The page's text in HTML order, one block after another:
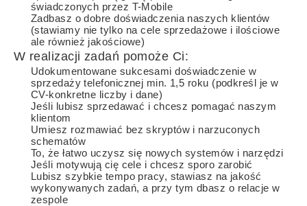
świadczonych przez T-Mobile
Zadbasz o dobre doświadczenia naszych klientów
(stawiamy nie tylko na cele sprzedażowe i ilościowe
ale również jakościowe)
W realizacji zadań pomoże Ci:
Udokumentowane sukcesami doświadczenie w
sprzedaży telefonicznej min. 1,5 roku (podkreśl je w
CV-konkretne liczby i dane)
Jeśli lubisz sprzedawać i chcesz pomagać naszym
klientom
Umiesz rozmawiać bez skryptów i narzuconych
schematów
To, że łatwo uczysz się nowych systemów i narzędzi
Jeśli motywują cię cele i chcesz sporo zarobić
Lubisz szybkie tempo pracy, stawiasz na jakość
wykonywanych zadań, a przy tym dbasz o relacje w
zespole